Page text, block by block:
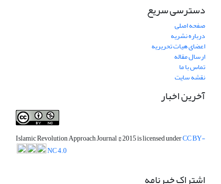
دسترسی سریع
صفحه اصلی
درباره نشریه
اعضای هیات تحریریه
ارسال مقاله
تماس با ما
نقشه سایت
آخرین اخبار
Islamic Revolution Approach Journal© 2015 is licensed underCC BY-
NC 4.0
اشتراک خبرنامه